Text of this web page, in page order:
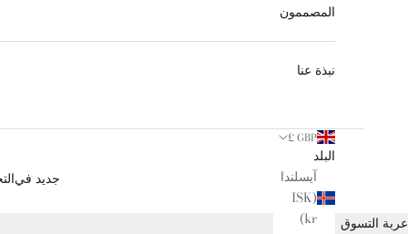
جديد في
المصممون
نبذة عنا
GBP £
البلد
آيسلندا
(ISK
kr)
عربة التسوق